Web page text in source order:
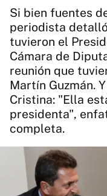
Business
Exitoina
Diario del Juicio
Si bien fuentes
periodista
tuvieron el
Cámara de
reunión que
Martín Guzmán.
Cristina: "Ella
presidenta",
completa.